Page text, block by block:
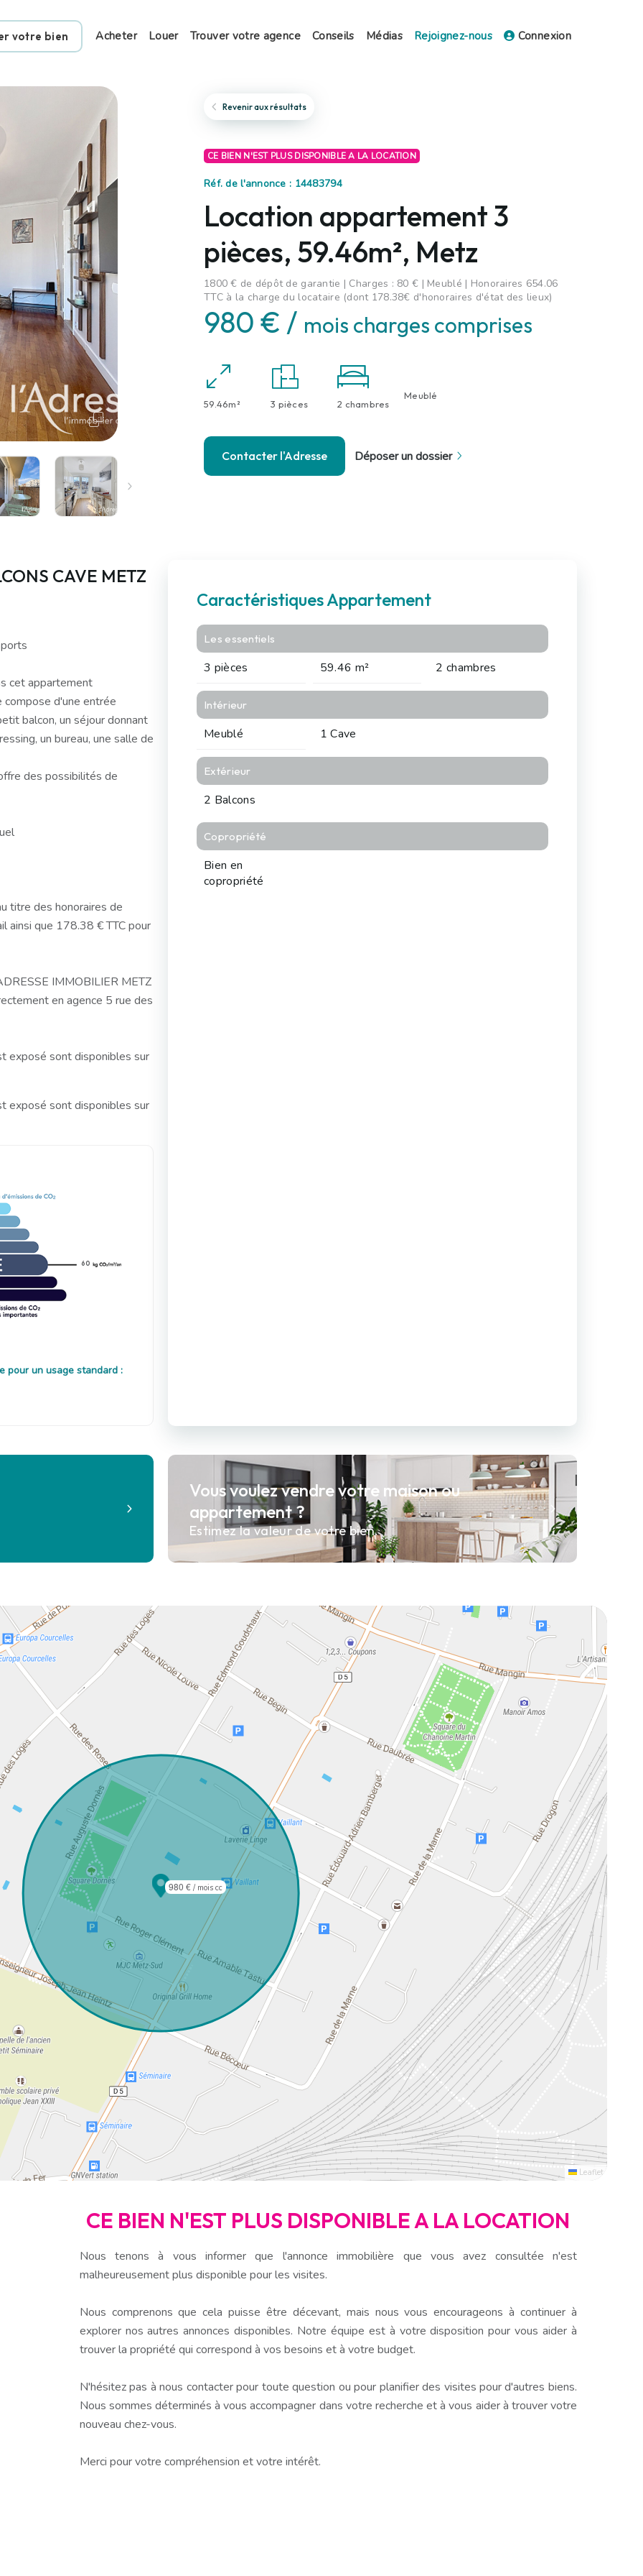
votre bien Acheter Louer Trouver votre agence Conseils Médias Rejoignez-nous Connexion
Revenir aux résultats
CE BIEN N'EST PLUS DISPONIBLE A LA LOCATION
Réf. de l'annonce : 14483794
Location appartement 3
pièces, 59.46m², Metz
1800 € de dépôt de garantie | Charges : 80 € | Meublé | Honoraires 654.06
TTC à la charge du locataire (dont 178.38€ d'honoraires d'état des lieux)
980 € / mois charges comprises
59.46m² 3 pièces 2 chambres
Meublé
Contacter l'Adresse Déposer un dossier
CAVE METZ
cet appartement
d'une entrée
balcon, un séjour donnant
un bureau, une salle de
des possibilités de
titre des honoraires de
ainsi que 178.38 € TTC pour
IMMOBILIER METZ
en agence 5 rue des
exposé sont disponibles sur
exposé sont disponibles sur
60
pour un usage standard :
Caractéristiques Appartement
Les essentiels
3 pièces 59.46 m² 2 chambres
Intérieur
Meublé 1 Cave
Extérieur
2 Balcons
Copropriété
Bien en
copropriété
Vous voulez vendre votre maison ou
appartement ?
Estimez la valeur de votre bien.
980 € / mois cc
Leaflet
CE BIEN N'EST PLUS DISPONIBLE A LA LOCATION
Nous tenons à vous informer que l'annonce immobilière que vous avez consultée n'est
malheureusement plus disponible pour les visites.
Nous comprenons que cela puisse être décevant, mais nous vous encourageons à continuer à
explorer nos autres annonces disponibles. Notre équipe est à votre disposition pour vous aider à
trouver la propriété qui correspond à vos besoins et à votre budget.
N'hésitez pas à nous contacter pour toute question ou pour planifier des visites pour d'autres biens.
Nous sommes déterminés à vous accompagner dans votre recherche et à vous aider à trouver votre
nouveau chez-vous.
Merci pour votre compréhension et votre intérêt.